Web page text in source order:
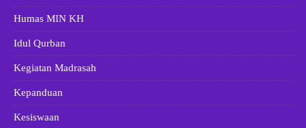
Humas MIN KH
Idul Qurban
Kegiatan Madrasah
Kepanduan
Kesiswaan